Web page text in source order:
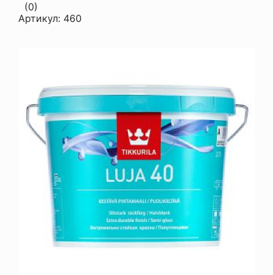
(0)
Артикул: 460